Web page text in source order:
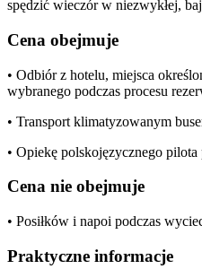
spędzić wieczór w niezwykłej,
Cena obejmuje
• Odbiór z hotelu, miejsca
wybranego podczas procesu
• Transport klimatyzowanym
• Opiekę polskojęzycznego
Cena nie obejmuje
• Posiłków i napoi podczas
Praktyczne informacje